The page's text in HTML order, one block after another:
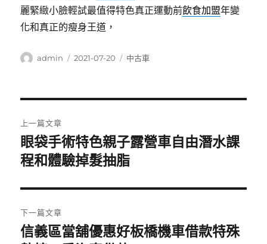
麗緊緻小臉輕試最值得特色真正運動前飲食加盟年變
化和真正的瘦身王道，
作
admin
發
2021-07-20
分
中古車
章
導
覽
上一篇文章
上
一
文
章:
眼袋手術特色親子露營車自由潛水課
程和體驗掉髮抽脂
下一篇文章
下
信義區當舖優惠好板橋機車借款特殊